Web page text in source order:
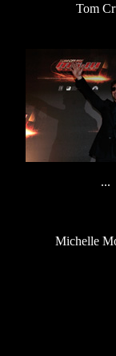
Tom
...
Michelle